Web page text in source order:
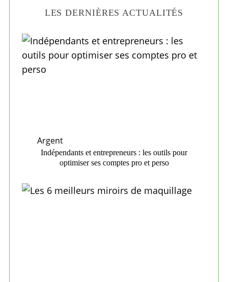
LES DERNIÈRES ACTUALITÉS
Argent
Indépendants et entrepreneurs : les outils pour
optimiser ses comptes pro et perso